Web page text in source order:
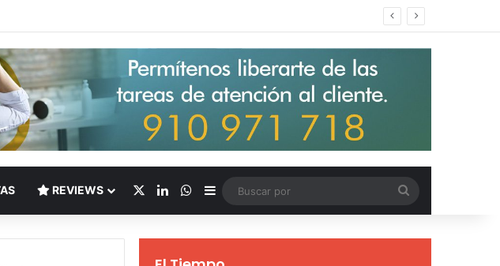
Centroamérica dispara los salarios de entrada un 15%
REVIEWS LinkedInWhatsApp
Barra lateral
por